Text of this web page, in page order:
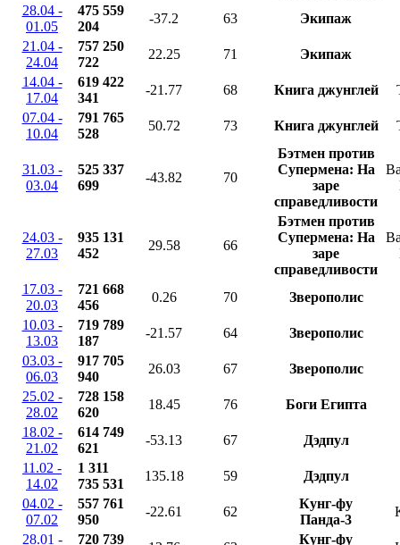
28.04 -
01.05
475 559
204
-37.2 63
Экипаж
21.04 -
24.04
757 250
722
22.25 71
Экипаж
14.04 -
17.04
619 422
341
-21.77 68 Книга джунглей
07.04 -
10.04
791 765
528
50.72 73 Книга джунглей
31.03 -
03.04
525 337
699
-43.82 70
Бэтмен против
Супермена: На
заре
справедливости
24.03 -
27.03
935 131
452
29.58 66
Бэтмен против
Супермена: На
заре
справедливости
17.03 -
20.03
721 668
456
0.26 70
Зверополис
10.03 -
13.03
719 789
187
-21.57 64
Зверополис
03.03 -
06.03
917 705
940
26.03 67
Зверополис
25.02 -
28.02
728 158
620
18.45 76
Боги Египта
18.02 -
21.02
614 749
621
-53.13 67
Дэдпул
11.02 -
14.02
1 311
735 531
135.18 59
Дэдпул
04.02 -
07.02
557 761
950
-22.61 62
Кунг-фу
Панда-3
28.01 -
720 739 Кунг-фу